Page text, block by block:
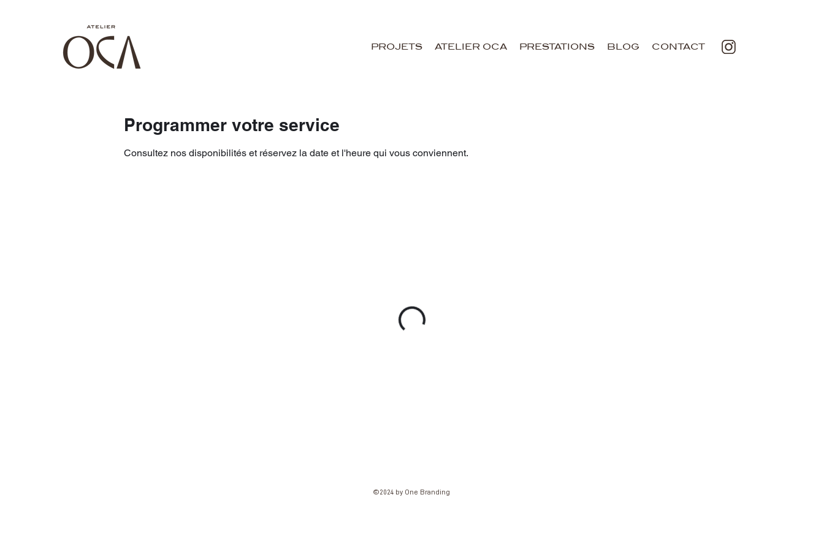
PROJETS ATELIER OCA PRESTATIONS BLOG CONTACT
Programmer votre service
Consultez nos disponibilités et réservez la date et l'heure qui vous conviennent.
©2024 by One Branding